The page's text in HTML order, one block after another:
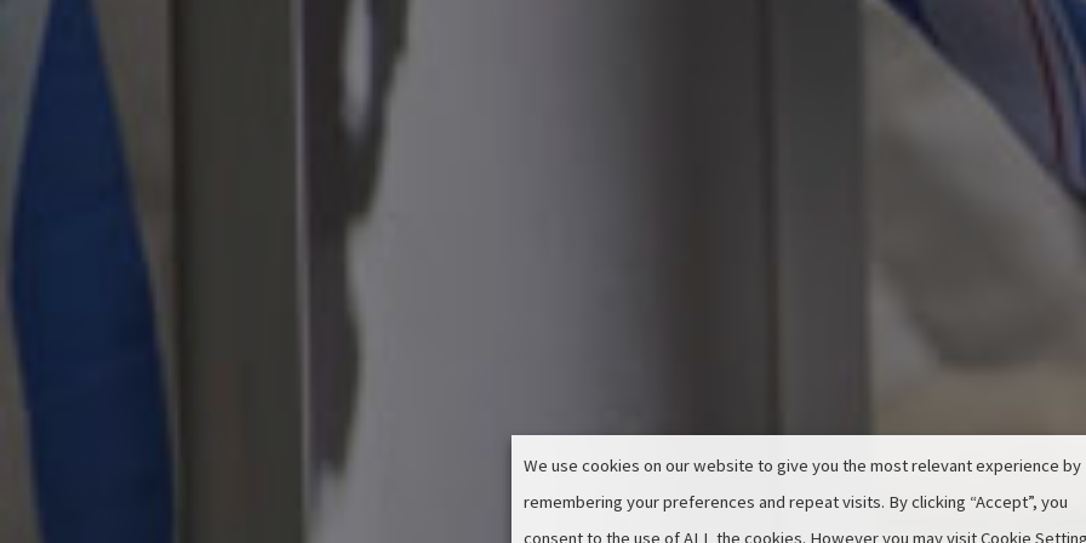
We use cookies on our website to give you the most relevant experience by
remembering your preferences and repeat visits. By clicking “Accept”, you
consent to the use of ALL the cookies. However you may visit Cookie